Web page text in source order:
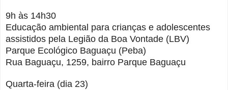
9h às 14h30
Educação ambiental para crianças e adolescentes
assistidos pela Legião da Boa Vontade (LBV)
Parque Ecológico Baguaçu (Peba)
Rua Baguaçu, 1259, bairro Parque Baguaçu
Quarta-feira (dia 23)